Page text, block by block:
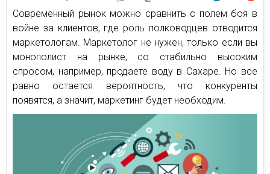
Современный рынок можно сравнить с полем боя в
войне за клиентов, где роль полководцев отводится
маркетологам. Маркетолог не нужен, только если вы
монополист на рынке, со стабильно высоким
спросом, например, продаете воду в Сахаре. Но все
равно остается вероятность, что конкуренты
появятся, а значит, маркетинг будет необходим.